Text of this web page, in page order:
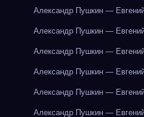
Александр Пушкин —
Александр Пушкин —
Александр Пушкин —
Александр Пушкин —
Александр Пушкин —
Александр Пушкин —